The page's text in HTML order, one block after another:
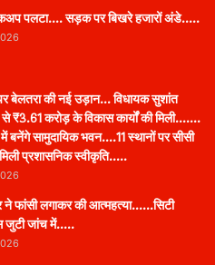
पलटा…. सड़क पर बिखरे हजारों अंडे…..
बेलतरा की नई उड़ान… विधायक सुशांत
₹3.61 करोड़ के विकास कार्यों की मिली…….
में बनेंगे सामुदायिक भवन….11 स्थानों पर सीसी
मिली प्रशासनिक स्वीकृति…..
ने फांसी लगाकर की आत्महत्या……सिटी
जुटी जांच में…..